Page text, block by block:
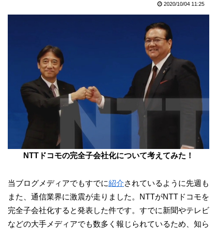
2020/10/04 11:25
NTTドコモの完全子会社化について考えてみた！
当ブログメディアでもすでに紹介されているように先週も
また、通信業界に激震が走りました。NTTがNTTドコモを
完全子会社化すると発表した件です。すでに新聞やテレビ
などの大手メディアでも数多く報じられているため、知ら